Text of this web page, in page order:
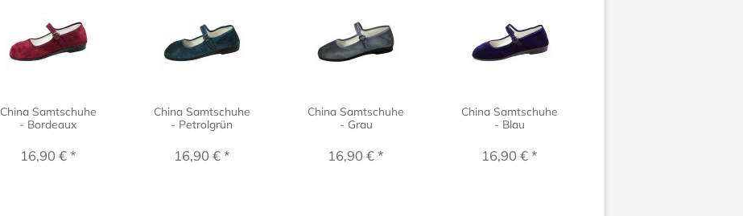
China Samtschuhe
- Bordeaux
16,90 € *
China Samtschuhe
- Petrolgrün
16,90 € *
China Samtschuhe
- Grau
16,90 € *
China Samtschuhe
- Blau
16,90 € *